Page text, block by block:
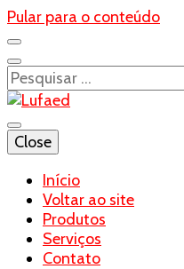
Pular para o conteúdo
Pesquisar
por:
Lufaed
Blog- Lufaed
Close
Início
Voltar ao site
Produtos
Serviços
Contato